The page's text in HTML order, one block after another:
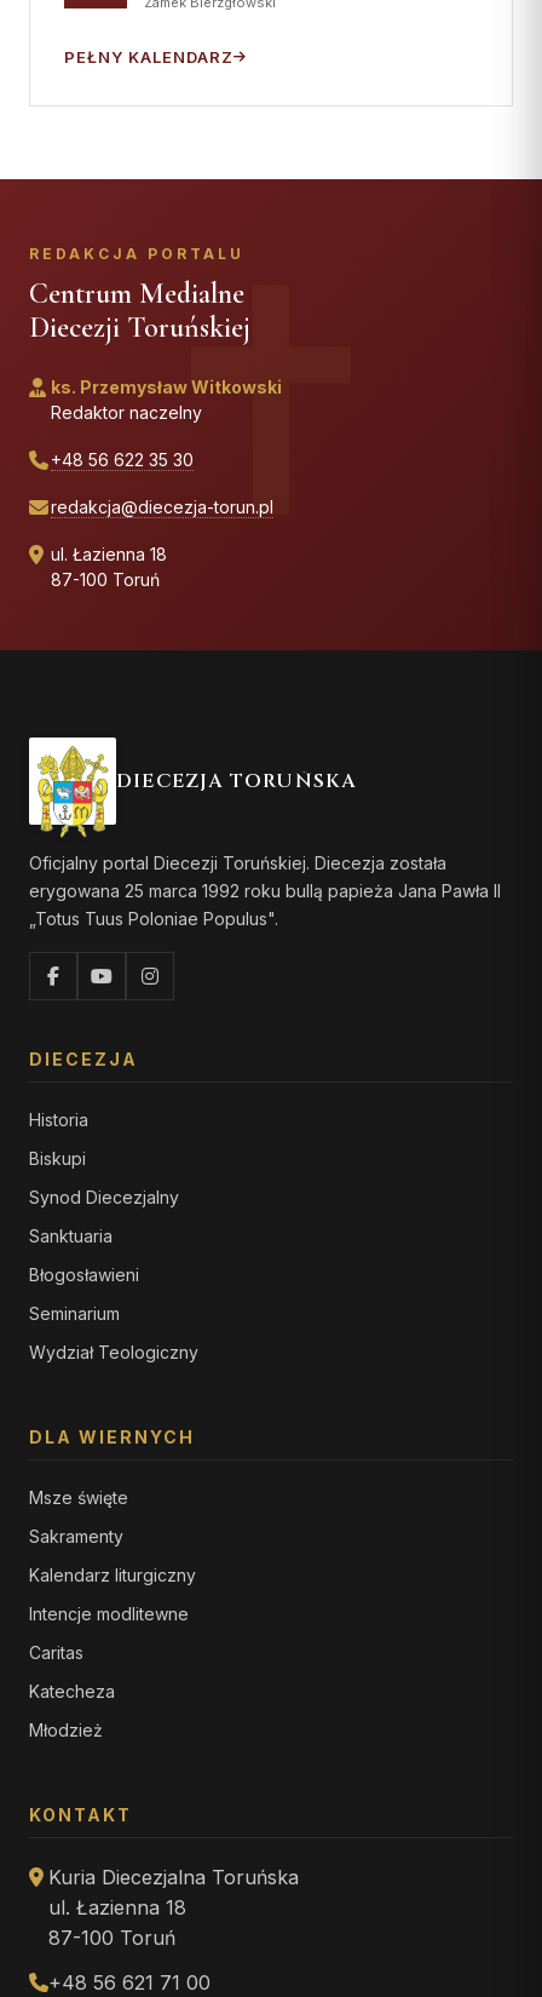
PEŁNY KALENDARZ
REDAKCJA PORTALU
Centrum Medialne
Diecezji Toruńskiej
ks. Przemysław Witkowski
Redaktor naczelny
+48 56 622 35 30
redakcja@diecezja-torun.pl
ul. Łazienna 18
87-100 Toruń
DIECEZJA TORUŃSKA
Oficjalny portal Diecezji Toruńskiej. Diecezja została
erygowana 25 marca 1992 roku bullą papieża Jana Pawła II
„Totus Tuus Poloniae Populus".
DIECEZJA
Historia
Biskupi
Synod Diecezjalny
Sanktuaria
Błogosławieni
Seminarium
Wydział Teologiczny
DLA WIERNYCH
Msze święte
Sakramenty
Kalendarz liturgiczny
Intencje modlitewne
Caritas
Katecheza
Młodzież
KONTAKT
Kuria Diecezjalna Toruńska
ul. Łazienna 18
87-100 Toruń
+48 56 621 71 00